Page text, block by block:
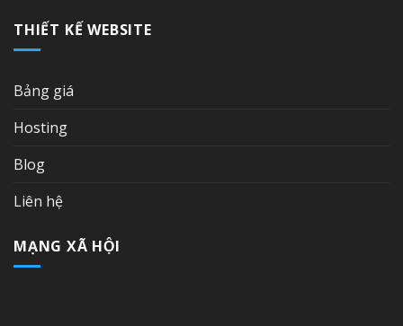
THIẾT KẾ WEBSITE
Bảng giá
Hosting
Blog
Liên hệ
MẠNG XÃ HỘI